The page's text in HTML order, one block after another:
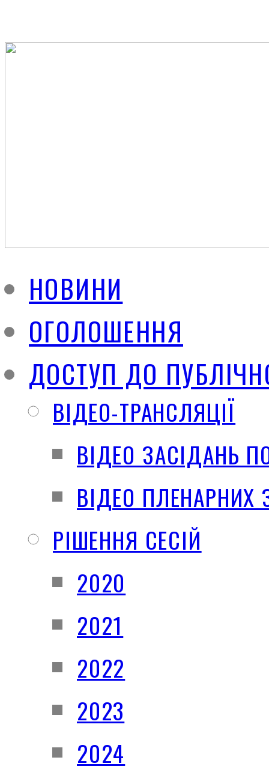
НОВИНИ
ОГОЛОШЕННЯ
ДОСТУП ДО
ВІДЕО-ТРАНСЛЯЦІЇ
ВІДЕО ЗАСІДАНЬ
ВІДЕО ПЛЕНАРНИХ
РІШЕННЯ СЕСІЙ
2020
2021
2022
2023
2024